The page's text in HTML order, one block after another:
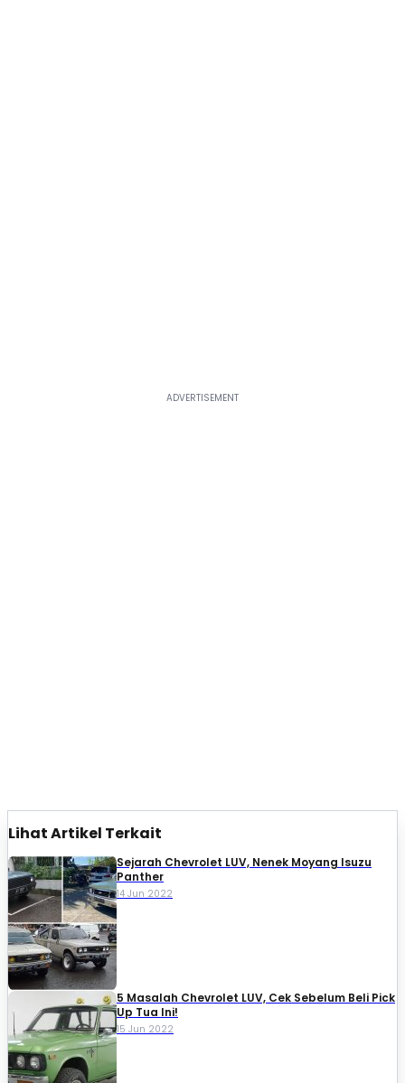
Lihat Artikel Terkait
Sejarah Chevrolet LUV, Nenek Moyang Isuzu
Panther
14 Jun 2022
5 Masalah Chevrolet LUV, Cek Sebelum Beli Pick
Up Tua Ini!
15 Jun 2022